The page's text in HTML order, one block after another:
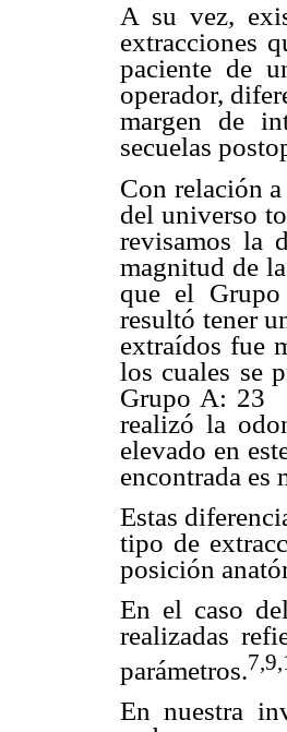
A su vez,
extracciones
paciente de
operador,
margen de
secuelas
Con relación
del universo
revisamos la
magnitud de
que el Grupo
resultó tener
extraídos fue
los cuales se
Grupo A: 23
realizó la
elevado en
encontrada es
Estas
tipo de
posición
En el caso
realizadas
parámetros.
En nuestra